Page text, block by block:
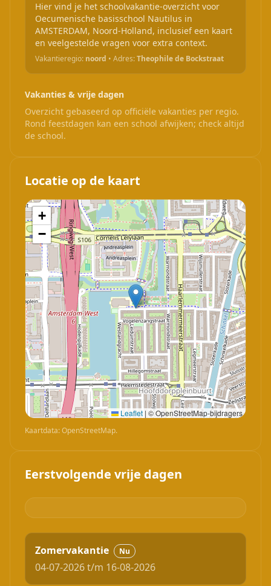
Hier vind je het schoolvakantie-overzicht voor
Oecumenische basisschool Nautilus in
AMSTERDAM, Noord-Holland, inclusief een kaart
en veelgestelde vragen voor extra context.
Vakantieregio: noord • Adres:Theophile de Bockstraat
Vakanties & vrije dagen
Overzicht gebaseerd op officiële vakanties per regio.
Rond feestdagen kan een school afwijken; check altijd
de school.
Locatie op de kaart
+
−
Leaflet | © OpenStreetMap-bijdragers
Kaartdata: OpenStreetMap.
Eerstvolgende vrije dagen
Zomervakantie Nu
04-07-2026 t/m 16-08-2026